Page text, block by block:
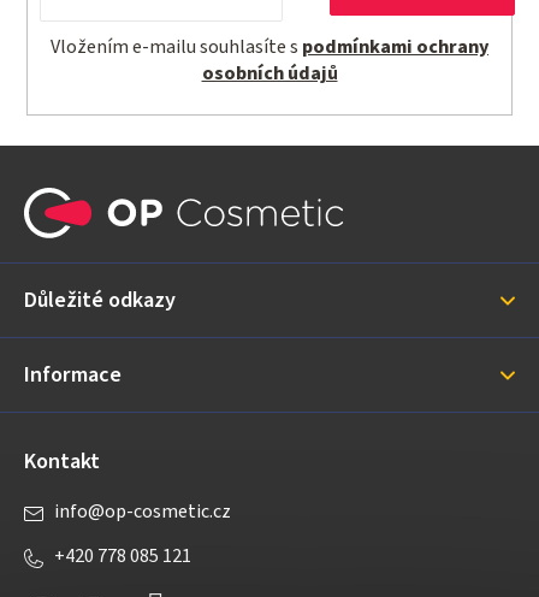
Vložením e-mailu souhlasíte s podmínkami ochrany
osobních údajů
a
í
Důležité odkazy
Informace
Kontakt
info@op-cosmetic.cz
+420 778 085 121